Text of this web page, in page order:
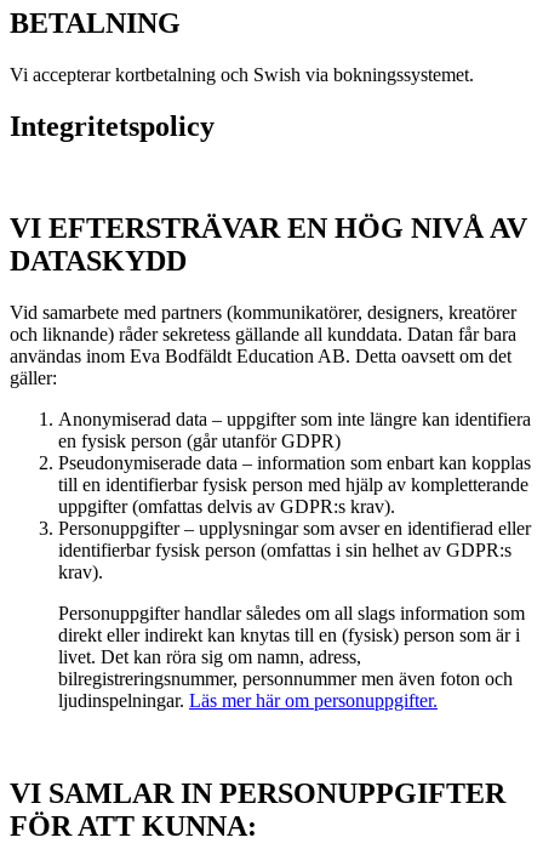
BETALNING
Vi accepterar kortbetalning och Swish via bokningssystemet.
Integritetspolicy
VI EFTERSTRÄVAR EN HÖG NIVÅ AV
DATASKYDD
Vid samarbete med partners (kommunikatörer, designers, kreatörer
och liknande) råder sekretess gällande all kunddata. Datan får bara
användas inom Eva Bodfäldt Education AB. Detta oavsett om det
gäller:
Anonymiserad data – uppgifter som inte längre kan identifiera
en fysisk person (går utanför GDPR)
Pseudonymiserade data – information som enbart kan kopplas
till en identifierbar fysisk person med hjälp av kompletterande
uppgifter (omfattas delvis av GDPR:s krav).
Personuppgifter – upplysningar som avser en identifierad eller
identifierbar fysisk person (omfattas i sin helhet av GDPR:s
krav).
Personuppgifter handlar således om all slags information som
direkt eller indirekt kan knytas till en (fysisk) person som är i
livet. Det kan röra sig om namn, adress,
bilregistreringsnummer, personnummer men även foton och
ljudinspelningar. Läs mer här om personuppgifter.
VI SAMLAR IN PERSONUPPGIFTER
FÖR ATT KUNNA: